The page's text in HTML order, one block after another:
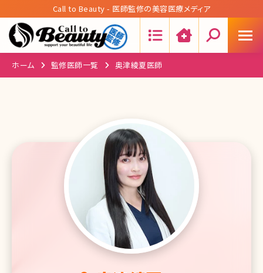
Call to Beauty - 医師監修の美容医療メディア
ホーム 監修医師一覧 奥津綾夏医師